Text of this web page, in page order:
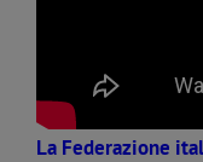
La Federazione